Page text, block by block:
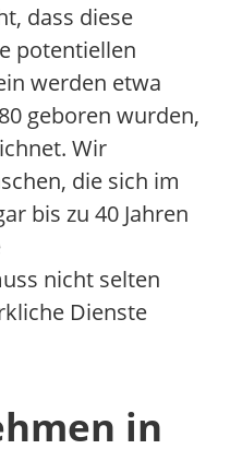
dass diese
potentiellen
werden etwa
geboren wurden,
Wir
die sich im
bis zu 40 Jahren
nicht selten
Dienste
in